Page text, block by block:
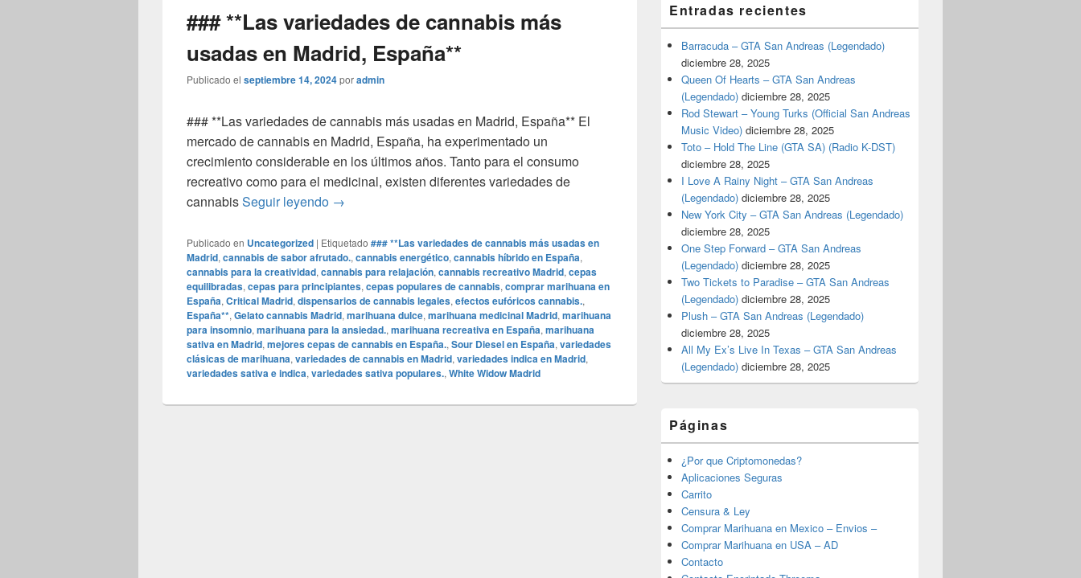
### **Las variedades de cannabis más
usadas en Madrid, España**
Publicado el septiembre 14, 2024poradmin
### **Las variedades de cannabis más usadas en Madrid, España** El
mercado de cannabis en Madrid, España, ha experimentado un
crecimiento considerable en los últimos años. Tanto para el consumo
recreativo como para el medicinal, existen diferentes variedades de
cannabisSeguir leyendo ### **Las variedades de cannabis más usadas en Madrid, España**
→
Publicado en Uncategorized | Etiquetado ### **Las variedades de cannabis más usadas en
Madrid, cannabis de sabor afrutado., cannabis energético, cannabis híbrido en España,
cannabis para la creatividad, cannabis para relajación, cannabis recreativo Madrid, cepas
equilibradas, cepas para principiantes, cepas populares de cannabis, comprar marihuana en
España, Critical Madrid, dispensarios de cannabis legales, efectos eufóricos cannabis.,
España**, Gelato cannabis Madrid, marihuana dulce, marihuana medicinal Madrid, marihuana
para insomnio, marihuana para la ansiedad., marihuana recreativa en España, marihuana
sativa en Madrid, mejores cepas de cannabis en España., Sour Diesel en España, variedades
clásicas de marihuana, variedades de cannabis en Madrid, variedades indica en Madrid,
variedades sativa e indica, variedades sativa populares., White Widow Madrid
Entradas recientes
Barracuda – GTA San Andreas (Legendado)
diciembre 28, 2025
Queen Of Hearts – GTA San Andreas
(Legendado) diciembre 28, 2025
Rod Stewart – Young Turks (Official San Andreas
Music Video) diciembre 28, 2025
Toto – Hold The Line (GTA SA) (Radio K-DST)
diciembre 28, 2025
I Love A Rainy Night – GTA San Andreas
(Legendado) diciembre 28, 2025
New York City – GTA San Andreas (Legendado)
diciembre 28, 2025
One Step Forward – GTA San Andreas
(Legendado) diciembre 28, 2025
Two Tickets to Paradise – GTA San Andreas
(Legendado) diciembre 28, 2025
Plush – GTA San Andreas (Legendado)
diciembre 28, 2025
All My Ex’s Live In Texas – GTA San Andreas
(Legendado) diciembre 28, 2025
Páginas
¿Por que Criptomonedas?
Aplicaciones Seguras
Carrito
Censura & Ley
Comprar Marihuana en Mexico – Envios –
Comprar Marihuana en USA – AD
Contacto